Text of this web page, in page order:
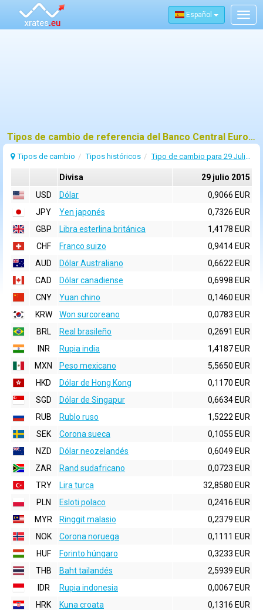
Español
Tipos de cambio de referencia del Banco Central Europeo (BCE) para 29 julio 2015
Tipos de cambio Tipos históricos Tipo de cambio para 29 Julio 2015
Divisa
29 julio 2015
USD
Dólar
0,9066 EUR
JPY
Yen japonés
0,7326 EUR
GBP
Libra esterlina británica
1,4178 EUR
CHF
Franco suizo
0,9414 EUR
AUD
Dólar Australiano
0,6622 EUR
CAD
Dólar canadiense
0,6998 EUR
CNY
Yuan chino
0,1460 EUR
KRW
Won surcoreano
0,0783 EUR
BRL
Real brasileño
0,2691 EUR
INR
Rupia india
1,4187 EUR
MXN
Peso mexicano
5,5650 EUR
HKD
Dólar de Hong Kong
0,1170 EUR
SGD
Dólar de Singapur
0,6634 EUR
RUB
Rublo ruso
1,5222 EUR
SEK
Corona sueca
0,1055 EUR
NZD
Dólar neozelandés
0,6049 EUR
ZAR
Rand sudafricano
0,0723 EUR
TRY
Lira turca
32,8580 EUR
PLN
Esloti polaco
0,2416 EUR
MYR
Ringgit malasio
0,2379 EUR
NOK
Corona noruega
0,1111 EUR
HUF
Forinto húngaro
0,3233 EUR
THB
Baht tailandés
2,5939 EUR
IDR
Rupia indonesia
0,0067 EUR
HRK
Kuna croata
0,1316 EUR